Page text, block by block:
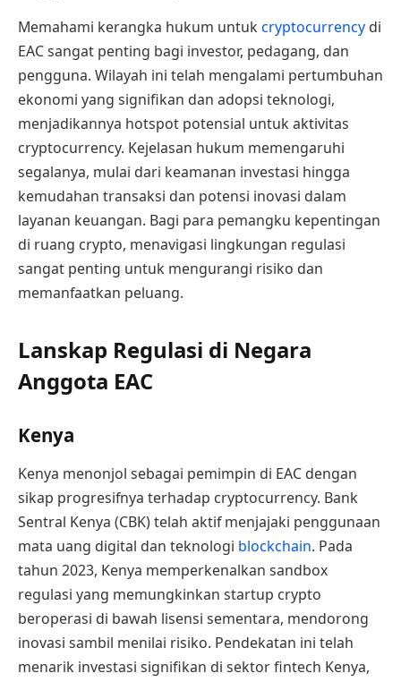
Memahami kerangka hukum untuk cryptocurrency di
EAC sangat penting bagi investor, pedagang, dan
pengguna. Wilayah ini telah mengalami pertumbuhan
ekonomi yang signifikan dan adopsi teknologi,
menjadikannya hotspot potensial untuk aktivitas
cryptocurrency. Kejelasan hukum memengaruhi
segalanya, mulai dari keamanan investasi hingga
kemudahan transaksi dan potensi inovasi dalam
layanan keuangan. Bagi para pemangku kepentingan
di ruang crypto, menavigasi lingkungan regulasi
sangat penting untuk mengurangi risiko dan
memanfaatkan peluang.
Lanskap Regulasi di Negara
Anggota EAC
Kenya
Kenya menonjol sebagai pemimpin di EAC dengan
sikap progresifnya terhadap cryptocurrency. Bank
Sentral Kenya (CBK) telah aktif menjajaki penggunaan
mata uang digital dan teknologi blockchain. Pada
tahun 2023, Kenya memperkenalkan sandbox
regulasi yang memungkinkan startup crypto
beroperasi di bawah lisensi sementara, mendorong
inovasi sambil menilai risiko. Pendekatan ini telah
menarik investasi signifikan di sektor fintech Kenya,